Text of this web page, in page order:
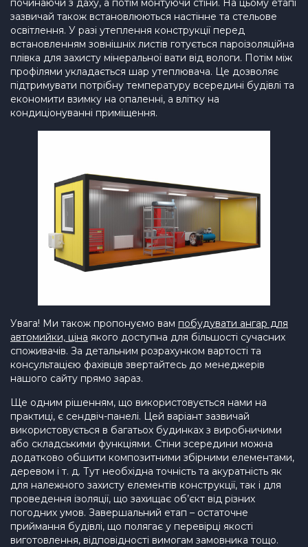
починаючи з даху, а потім монтуючи стіни. На цьому етапі
зазвичай також встановлюються настінне та стельове
освітлення. У разі утеплення конструкції перед
встановленням зовнішніх листів готується пароізоляційна
плівка для захисту мінеральної вати від вологи. Потім між
профілями укладається шар утеплювача. Це дозволяє
підтримувати потрібну температуру всередині будівлі та
економити взимку на опаленні, а влітку на
кондиціонуванні приміщення.
Увага! Ми також пропонуємо вам побудувати ангар для
автомийки, ціна якого доступна для більшості сучасних
споживачів. За детальним розрахунком вартості та
консультацією фахівців звертайтесь до менеджерів
нашого сайту прямо зараз.
Ще одним рішенням, що використовується нами на
практиці, є сендвіч-панелі. Цей варіант зазвичай
використовується в багатьох будинках з виробничими
або складськими функціями. Стіни зсередини можна
додатково обшити композитними збірними елементами,
деревом і т. д. Тут необхідна точність та акуратність як
для належного захисту елементів конструкції, так і для
проведення ізоляції, що захищає об’єкт від різних
погодних умов. Завершальний етап – остаточне
приймання будівлі, що полягає у перевірці якості
виготовлення, відповідності вимогам замовника тощо.